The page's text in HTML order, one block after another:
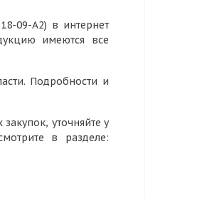
09-А2) в интернет
имеются все
Подробности и
уточняйте у
в разделе: